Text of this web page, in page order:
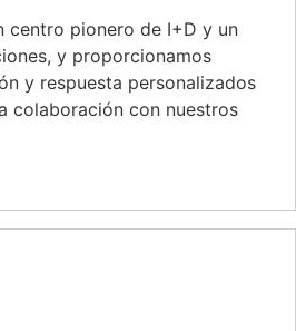
centro pionero de I+D y un
y proporcionamos
y respuesta personalizados
colaboración con nuestros